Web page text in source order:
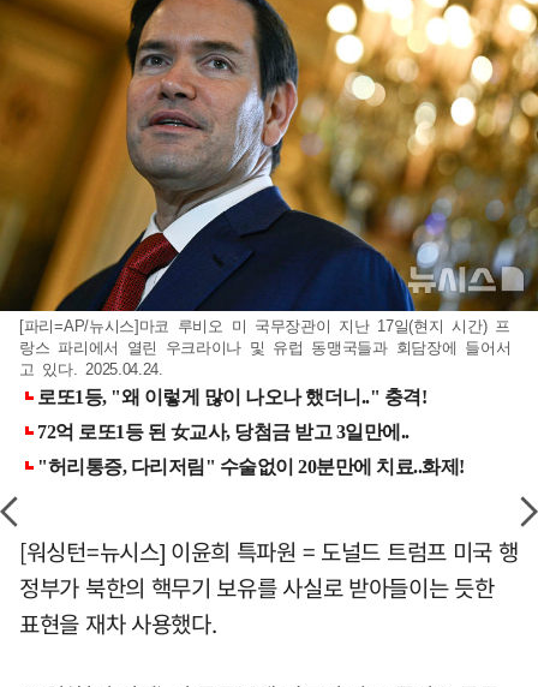
[파리=AP/뉴시스]마코 루비오 미 국무장관이 지난 17일(현지 시간) 프
랑스 파리에서 열린 우크라이나 및 유럽 동맹국들과 회담장에 들어서
고 있다. 2025.04.24.
[워싱턴=뉴시스] 이윤희 특파원 = 도널드 트럼프 미국 행
정부가 북한의 핵무기 보유를 사실로 받아들이는 듯한
표현을 재차 사용했다.